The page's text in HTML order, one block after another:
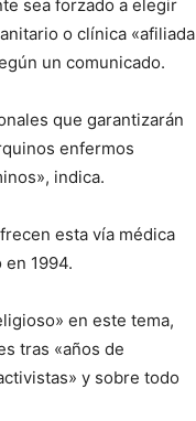
sea forzado a elegir
o clínica «afiliada
un comunicado.
que garantizarán
enfermos
indica.
esta vía médica
1994.
en este tema,
tras «años de
y sobre todo